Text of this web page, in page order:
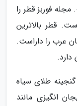
فوربز قطر را
قطر بالاترین
عرب را داراست.
دارد.
طلای سیاه
انگیزی مانند